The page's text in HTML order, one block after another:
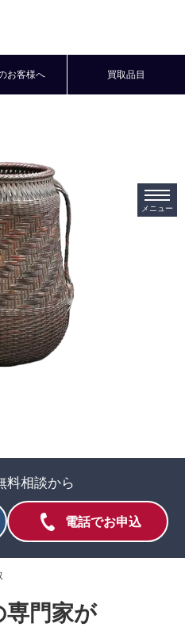
お客様へ 買取品目
料相談から
電話でお申込
専門家が